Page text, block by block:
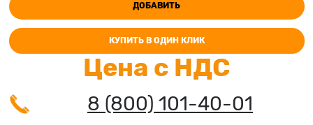
ДОБАВИТЬ
КУПИТЬ В ОДИН КЛИК
Цена с НДС
8 (800) 101-40-01